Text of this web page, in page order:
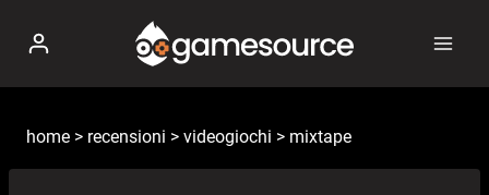
contenuto
home > recensioni > videogiochi > mixtape